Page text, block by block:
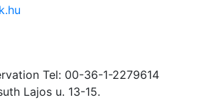
Tel: 00-36-1-2279614
Lajos u. 13-15.